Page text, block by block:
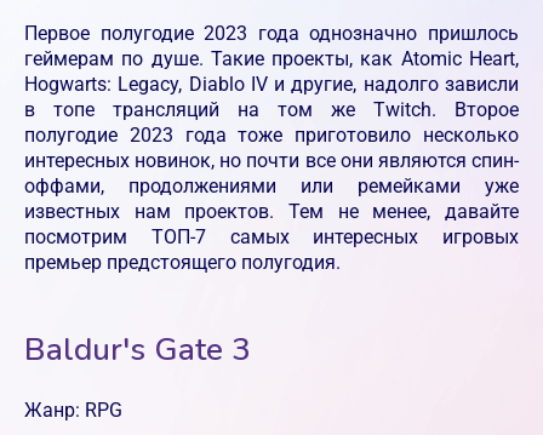
Первое полугодие 2023 года однозначно пришлось
геймерам по душе. Такие проекты, как Atomic Heart,
Hogwarts: Legacy, Diablo IV и другие, надолго зависли
в топе трансляций на том же Twitch. Второе
полугодие 2023 года тоже приготовило несколько
интересных новинок, но почти все они являются спин-
оффами, продолжениями или ремейками уже
известных нам проектов. Тем не менее, давайте
посмотрим ТОП-7 самых интересных игровых
премьер предстоящего полугодия.
Baldur's Gate 3
Жанр: RPG